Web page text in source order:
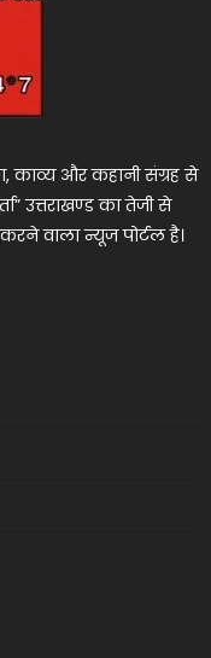
काव्य और कहानी संग्रह से
उत्तराखण्ड का तेजी से
वाला न्यूज पोर्टल है।